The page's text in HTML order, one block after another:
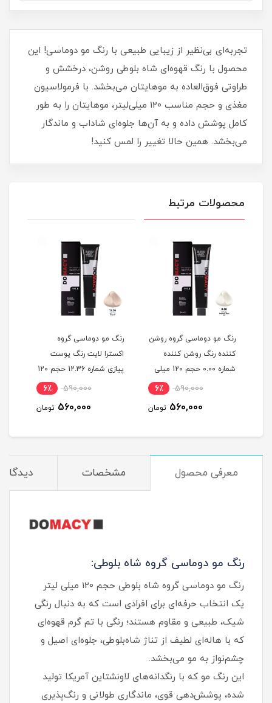
تجربه‌ای بی‌نظیر از زیبایی طبیعی با رنگ مو دوماسی! این
محصول با رنگ قهوه‌ای شاه بلوطی روشن، درخشش و
طراوتی فوق‌العاده به موهایتان می‌بخشد. با فرمولاسیون
مغذی و حجم مناسب 120 میلی‌لیتر، موهایتان را به طور
کامل پوشش داده و به آن‌ها جلوه‌ای شاداب و ماندگار
می‌بخشد. همین حالا تغییر را لمس کنید!
محصولات مرتبط
رنگ مو دوماسی گروه روشن
کننده رنگ روشن کننده
شماره 0.00 حجم 120 میلی
590,000 6٪
560,000 تومان
رنگ مو دوماسی گروه
اکسترا لایت رنگ پوست
پیازی شماره 12.36 حجم 120
590,000 6٪
560,000 تومان
معرفی محصول مشخصات
رنگ مو دوماسی گروه شاه بلوطی:
رنگ مو دوماسی گروه شاه‌ بلوطی حجم 120 میلی‌ لیتر
یک انتخاب حرفه‌ای برای افرادی است که به دنبال رنگی
شیک، طبیعی و مقاوم هستند؛ رنگی با تم گرم قهوه‌ای
که با هاله‌ای لطیف از تناژ شاه‌بلوطی، جلوه‌ای اصیل و
چشم‌نواز به مو می‌بخشد.
این رنگ مو که با رنگدانه‌های لاونشتاین آمریکا تولید
شده، پوشش‌دهی قوی، ماندگاری طولانی و رنگ‌پذیری